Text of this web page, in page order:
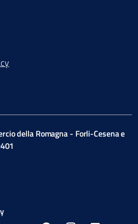
della Romagna - Forli-Cesena e